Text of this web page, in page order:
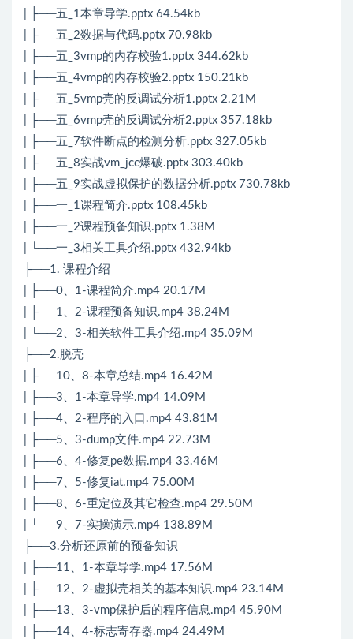
| ├──五_1本章导学.pptx 64.54kb
| ├──五_2数据与代码.pptx 70.98kb
| ├──五_3vmp的内存校验1.pptx 344.62kb
| ├──五_4vmp的内存校验2.pptx 150.21kb
| ├──五_5vmp壳的反调试分析1.pptx 2.21M
| ├──五_6vmp壳的反调试分析2.pptx 357.18kb
| ├──五_7软件断点的检测分析.pptx 327.05kb
| ├──五_8实战vm_jcc爆破.pptx 303.40kb
| ├──五_9实战虚拟保护的数据分析.pptx 730.78kb
| ├──一_1课程简介.pptx 108.45kb
| ├──一_2课程预备知识.pptx 1.38M
| └──一_3相关工具介绍.pptx 432.94kb
├──1. 课程介绍
| ├──0、1-课程简介.mp4 20.17M
| ├──1、2-课程预备知识.mp4 38.24M
| └──2、3-相关软件工具介绍.mp4 35.09M
├──2.脱壳
| ├──10、8-本章总结.mp4 16.42M
| ├──3、1-本章导学.mp4 14.09M
| ├──4、2-程序的入口.mp4 43.81M
| ├──5、3-dump文件.mp4 22.73M
| ├──6、4-修复pe数据.mp4 33.46M
| ├──7、5-修复iat.mp4 75.00M
| ├──8、6-重定位及其它检查.mp4 29.50M
| └──9、7-实操演示.mp4 138.89M
├──3.分析还原前的预备知识
| ├──11、1-本章导学.mp4 17.56M
| ├──12、2-虚拟壳相关的基本知识.mp4 23.14M
| ├──13、3-vmp保护后的程序信息.mp4 45.90M
| ├──14、4-标志寄存器.mp4 24.49M